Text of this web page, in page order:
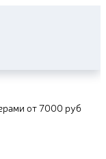
от 7000 руб